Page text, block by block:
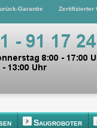
Garantie Zertifizierter
Saugroboter